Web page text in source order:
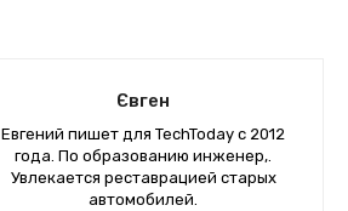
Євген
Евгений пишет для TechToday с 2012
года. По образованию инженер,.
Увлекается реставрацией старых
автомобилей.